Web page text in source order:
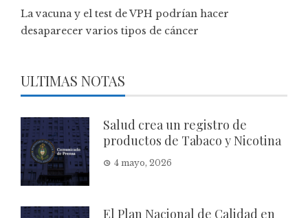
La vacuna y el test de VPH podrían hacer
desaparecer varios tipos de cáncer
ULTIMAS NOTAS
Salud crea un registro de
productos de Tabaco y Nicotina
4 mayo, 2026
El Plan Nacional de Calidad en